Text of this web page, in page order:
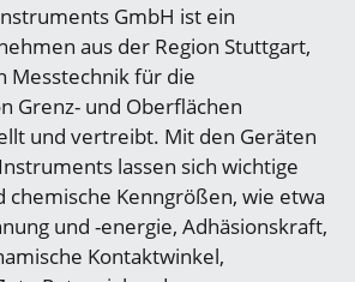
GmbH ist ein
aus der Region Stuttgart,
Messtechnik für die
Grenz- und Oberflächen
und vertreibt. Mit den Geräten
lassen sich wichtige
chemische Kenngrößen, wie etwa
und -energie, Adhäsionskraft,
Kontaktwinkel,